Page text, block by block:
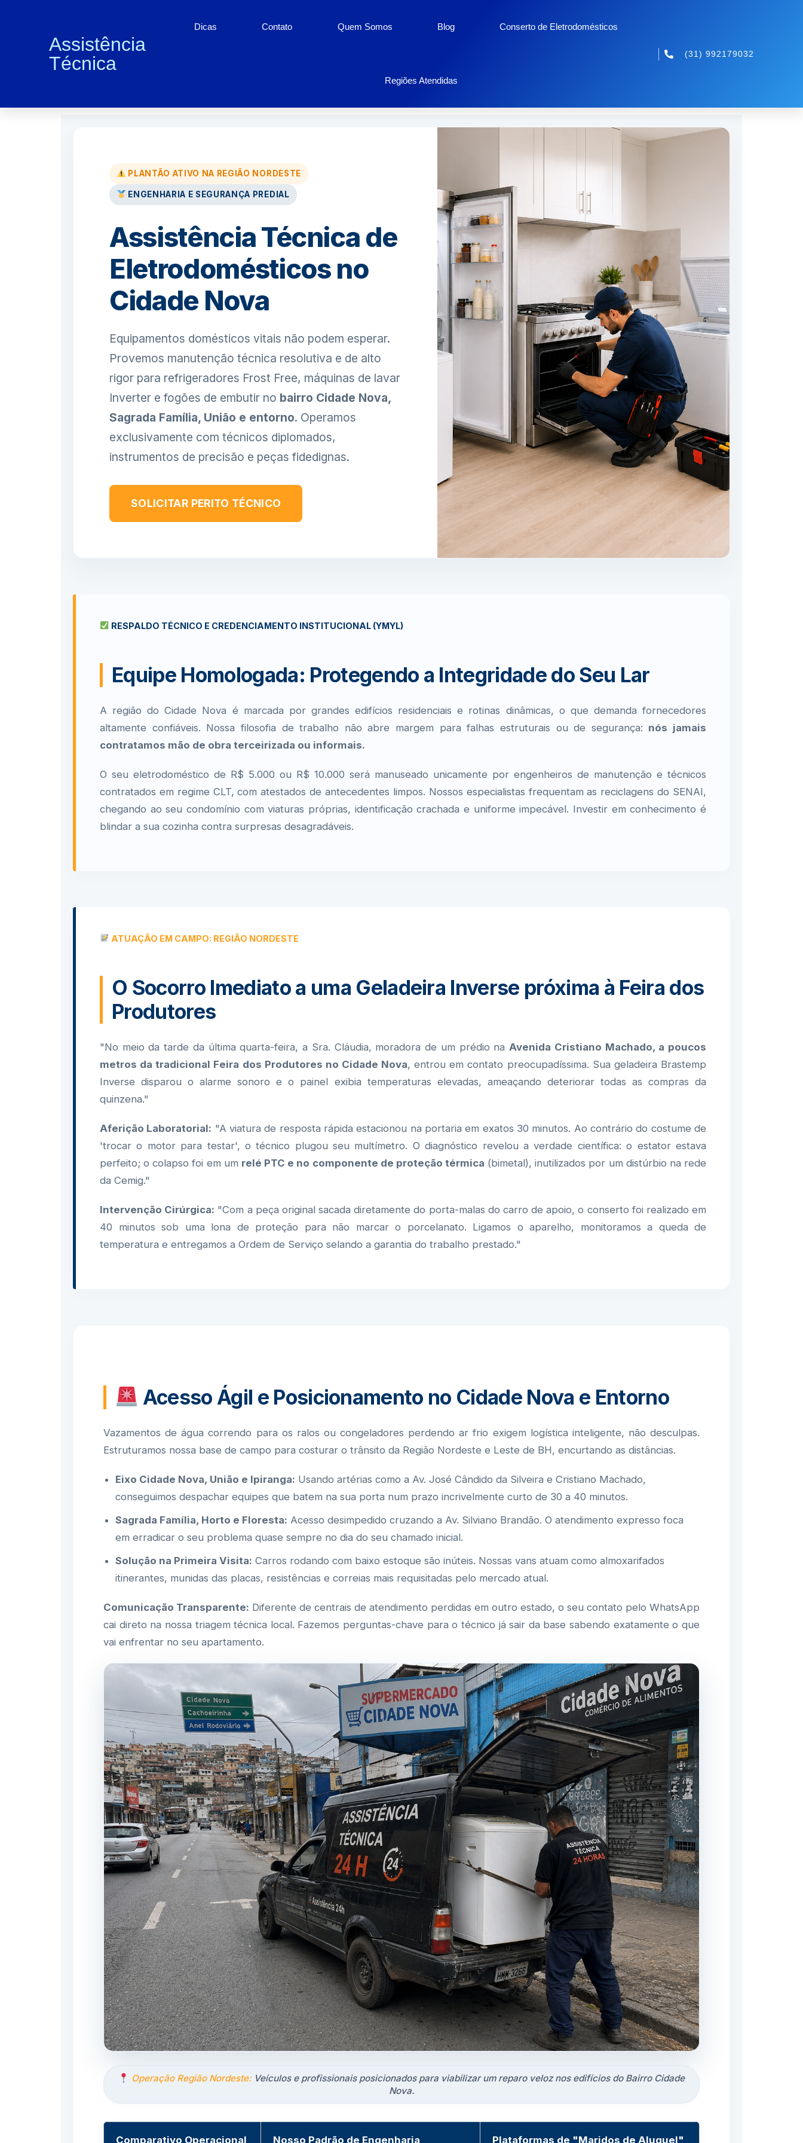
Assistência
Técnica
Dicas Contato Quem Somos Blog Conserto de Eletrodomésticos
Regiões Atendidas
(31) 992179032
Conserto de Eletrodomésticos Cidade Nova
PLANTÃO ATIVO NA REGIÃO NORDESTE
ENGENHARIA E SEGURANÇA PREDIAL
Assistência Técnica de
Eletrodomésticos no
Cidade Nova
Equipamentos domésticos vitais não podem esperar.
Provemos manutenção técnica resolutiva e de alto
rigor para refrigeradores Frost Free, máquinas de lavar
Inverter e fogões de embutir no bairro Cidade Nova,
Sagrada Família, União e entorno. Operamos
exclusivamente com técnicos diplomados,
instrumentos de precisão e peças fidedignas.
SOLICITAR PERITO TÉCNICO
RESPALDO TÉCNICO E CREDENCIAMENTO INSTITUCIONAL (YMYL)
Equipe Homologada: Protegendo a Integridade do Seu Lar
A região do Cidade Nova é marcada por grandes edifícios residenciais e rotinas dinâmicas, o que demanda fornecedores
altamente confiáveis. Nossa filosofia de trabalho não abre margem para falhas estruturais ou de segurança: nós jamais
contratamos mão de obra terceirizada ou informais.
O seu eletrodoméstico de R$ 5.000 ou R$ 10.000 será manuseado unicamente por engenheiros de manutenção e técnicos
contratados em regime CLT, com atestados de antecedentes limpos. Nossos especialistas frequentam as reciclagens do SENAI,
chegando ao seu condomínio com viaturas próprias, identificação crachada e uniforme impecável. Investir em conhecimento é
blindar a sua cozinha contra surpresas desagradáveis.
ATUAÇÃO EM CAMPO: REGIÃO NORDESTE
O Socorro Imediato a uma Geladeira Inverse próxima à Feira dos
Produtores
"No meio da tarde da última quarta-feira, a Sra. Cláudia, moradora de um prédio naAvenida Cristiano Machado, a poucos
metros da tradicional Feira dos Produtores no Cidade Nova, entrou em contato preocupadíssima. Sua geladeira Brastemp
Inverse disparou o alarme sonoro e o painel exibia temperaturas elevadas, ameaçando deteriorar todas as compras da
quinzena."
Aferição Laboratorial: "A viatura de resposta rápida estacionou na portaria em exatos 30 minutos. Ao contrário do costume de
'trocar o motor para testar', o técnico plugou seu multímetro. O diagnóstico revelou a verdade científica: o estator estava
perfeito; o colapso foi em um relé PTC e no componente de proteção térmica (bimetal), inutilizados por um distúrbio na rede
da Cemig."
Intervenção Cirúrgica: "Com a peça original sacada diretamente do porta-malas do carro de apoio, o conserto foi realizado em
40 minutos sob uma lona de proteção para não marcar o porcelanato. Ligamos o aparelho, monitoramos a queda de
temperatura e entregamos a Ordem de Serviço selando a garantia do trabalho prestado."
Acesso Ágil e Posicionamento no Cidade Nova e Entorno
Vazamentos de água correndo para os ralos ou congeladores perdendo ar frio exigem logística inteligente, não desculpas.
Estruturamos nossa base de campo para costurar o trânsito da Região Nordeste e Leste de BH, encurtando as distâncias.
Eixo Cidade Nova, União e Ipiranga: Usando artérias como a Av. José Cândido da Silveira e Cristiano Machado,
conseguimos despachar equipes que batem na sua porta num prazo incrivelmente curto de 30 a 40 minutos.
Sagrada Família, Horto e Floresta: Acesso desimpedido cruzando a Av. Silviano Brandão. O atendimento expresso foca
em erradicar o seu problema quase sempre no dia do seu chamado inicial.
Solução na Primeira Visita: Carros rodando com baixo estoque são inúteis. Nossas vans atuam como almoxarifados
itinerantes, munidas das placas, resistências e correias mais requisitadas pelo mercado atual.
Comunicação Transparente: Diferente de centrais de atendimento perdidas em outro estado, o seu contato pelo WhatsApp
cai direto na nossa triagem técnica local. Fazemos perguntas-chave para o técnico já sair da base sabendo exatamente o que
vai enfrentar no seu apartamento.
Operação Região Nordeste:Veículos e profissionais posicionados para viabilizar um reparo veloz nos edifícios do Bairro Cidade
Nova.
Comparativo Operacional Nosso Padrão de Engenharia Plataformas de "Maridos de Aluguel"